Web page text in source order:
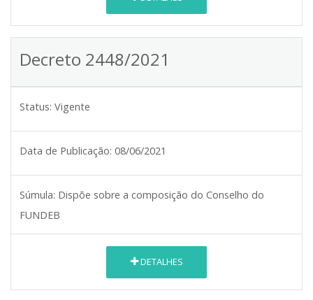
Decreto 2448/2021
Status: Vigente
Data de Publicação: 08/06/2021
Súmula: Dispõe sobre a composição do Conselho do
FUNDEB
DETALHES